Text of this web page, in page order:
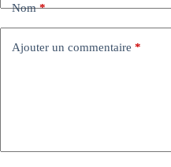
Nom*
Ajouter un commentaire *